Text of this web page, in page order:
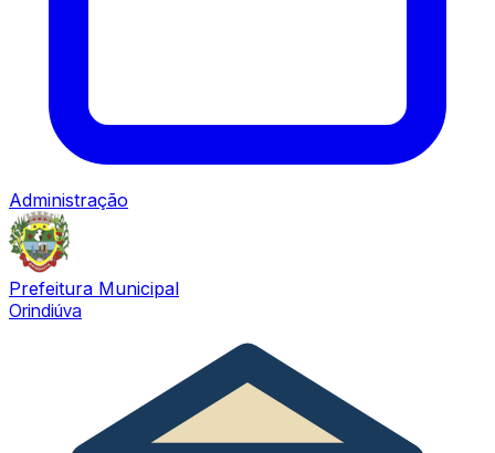
Administração
Prefeitura Municipal
Orindiúva